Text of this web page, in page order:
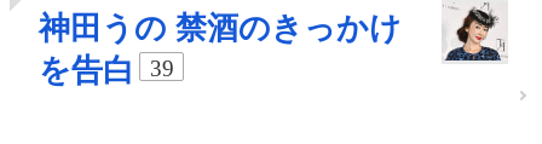
神田うの 禁酒のきっかけ
を告白
39